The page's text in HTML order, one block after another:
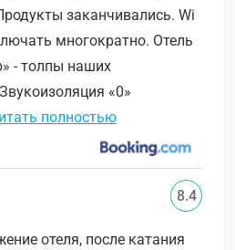
заканчивались. Wi
многократно. Отель
- толпы наших
«0»
полностью
отеля, после катания
8.4